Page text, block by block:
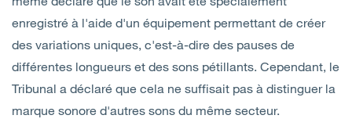
enregistré à l'aide d'un équipement permettant de créer
des variations uniques, c'est-à-dire des pauses de
différentes longueurs et des sons pétillants. Cependant, le
Tribunal a déclaré que cela ne suffisait pas à distinguer la
marque sonore d'autres sons du même secteur.